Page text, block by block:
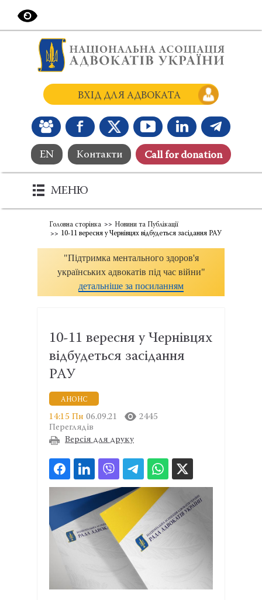
EN Контакти Сall for donation
ВХІД ДЛЯ АДВОКАТА
МЕНЮ
Головна сторінка
Новини та Публікації
10-11 вересня у Чернівцях відбудеться засідання РАУ
"Підтримка ментального здоров'я
українських адвокатів під час війни"
детальніше за посиланням
10-11 вересня у Чернівцях
відбудеться засідання
РАУ
АНОНС
14:15 Пн 06.09.21
2445
Переглядів
Версія для друку